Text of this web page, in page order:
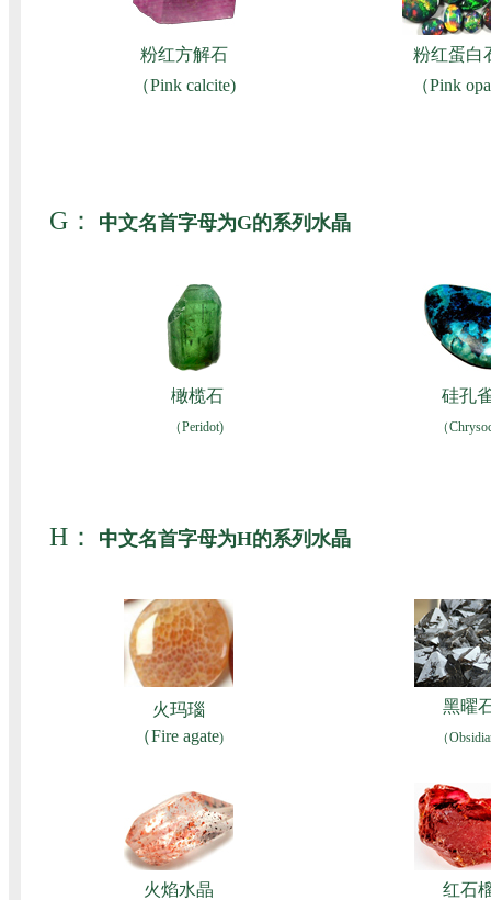
粉红方解石
（Pink calcite)
粉红蛋白
（Pink
G： 中文名首字母为G的系列水晶
橄榄石
（Peridot)
硅孔
（
H： 中文名首字母为H的系列水晶
火玛瑙
（Fire agate)
黑曜
（
火焰水晶 红石